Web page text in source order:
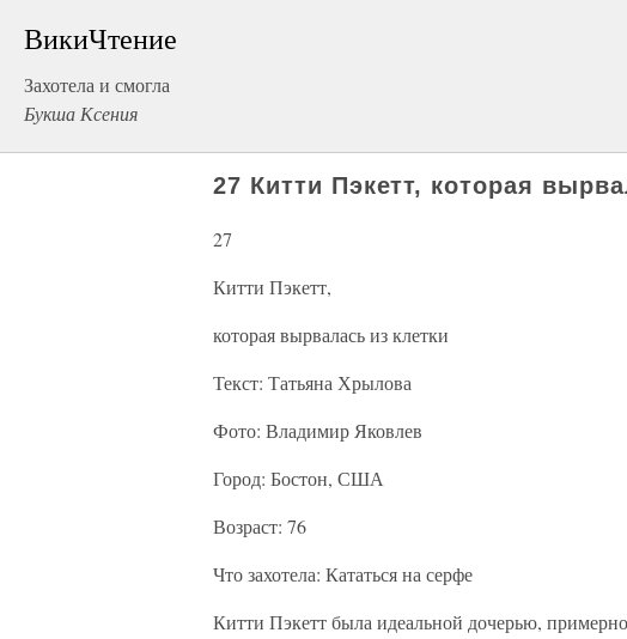
ВикиЧтение
Захотела и смогла
Букша Ксения
27 Китти Пэкетт, которая
27
Китти Пэкетт,
которая вырвалась из клетки
Текст: Татьяна Хрылова
Фото: Владимир Яковлев
Город: Бостон, США
Возраст: 76
Что захотела: Кататься на серфе
Китти Пэкетт была идеальной дочерью,